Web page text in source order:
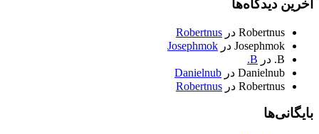
آخرین دیدگاه‌ها
Robertnus در Robertnus
Josephmok در Josephmok
B. در B.
Danielnub در Danielnub
Robertnus در Robertnus
بایگانی‌ها